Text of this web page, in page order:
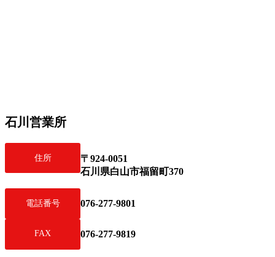
石川営業所
住所
〒924-0051
石川県白山市福留町370
電話番号 076-277-9801
FAX 076-277-9819